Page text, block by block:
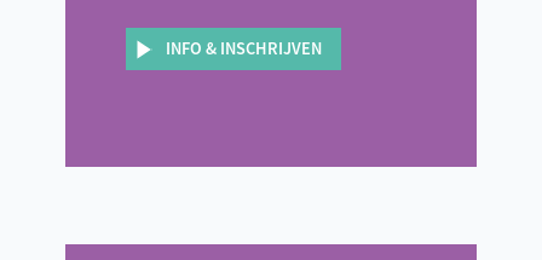
INFO & INSCHRIJVEN